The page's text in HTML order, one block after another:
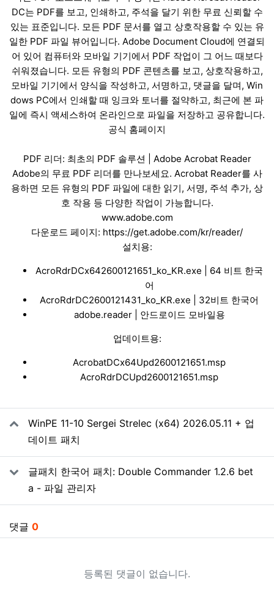
DC는 PDF를 보고, 인쇄하고, 주석을 달기 위한 무료 신뢰할 수
있는 표준입니다. 모든 PDF 문서를 열고 상호작용할 수 있는 유
일한 PDF 파일 뷰어입니다. Adobe Document Cloud에 연결되
어 있어 컴퓨터와 모바일 기기에서 PDF 작업이 그 어느 때보다
쉬워졌습니다. 모든 유형의 PDF 콘텐츠를 보고, 상호작용하고,
모바일 기기에서 양식을 작성하고, 서명하고, 댓글을 달며, Win
dows PC에서 인쇄할 때 잉크와 토너를 절약하고, 최근에 본 파
일에 즉시 액세스하여 온라인으로 파일을 저장하고 공유합니다.
공식 홈페이지
PDF 리더: 최초의 PDF 솔루션 | Adobe Acrobat Reader
Adobe의 무료 PDF 리더를 만나보세요. Acrobat Reader를 사
용하면 모든 유형의 PDF 파일에 대한 읽기, 서명, 주석 추가, 상
호 작용 등 다양한 작업이 가능합니다.
www.adobe.com
다운로드 페이지: https://get.adobe.com/kr/reader/
설치용:
AcroRdrDCx642600121651_ko_KR.exe | 64 비트 한국
어
AcroRdrDC2600121431_ko_KR.exe | 32비트 한국어
adobe.reader| 안드로이드 모바일용
업데이트용:
AcrobatDCx64Upd2600121651.msp
AcroRdrDCUpd2600121651.msp
관련자료
WinPE 11-10 Sergei Strelec (x64) 2026.05.11 + 업
데이트 패치
글패치 한국어 패치: Double Commander 1.2.6 bet
a - 파일 관리자
댓글 0
등록된 댓글이 없습니다.